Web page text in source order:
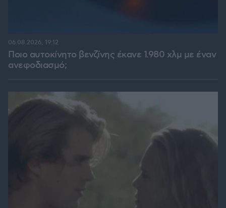
Ποιο αυτοκίνητο βενζίνης έκανε 1.980 χλμ με έναν
ανεφοδιασμό;
06.08.2026, 19:12